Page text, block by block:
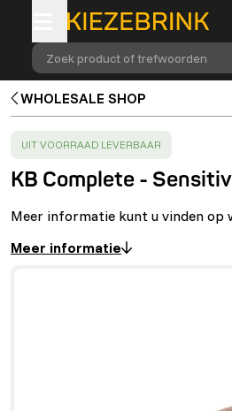
Zoek product of trefwoorden
WHOLESALE SHOP
SUCCESS:
UIT VOORRAAD LEVERBAAR
KB Complete -
Meer informatie kunt u vinden op
Meer informatie